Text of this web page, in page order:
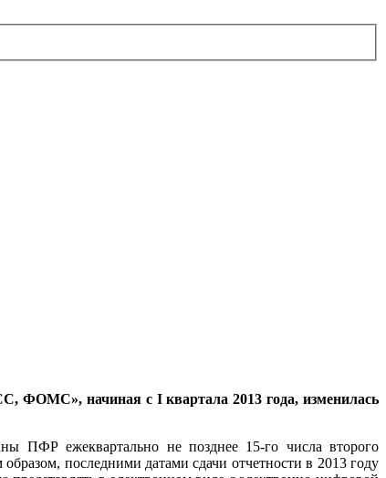
ФОМС», начиная с I квартала 2013 года, изменилась
ПФР ежеквартально не позднее 15-го числа второго
последними датами сдачи отчетности в 2013 году